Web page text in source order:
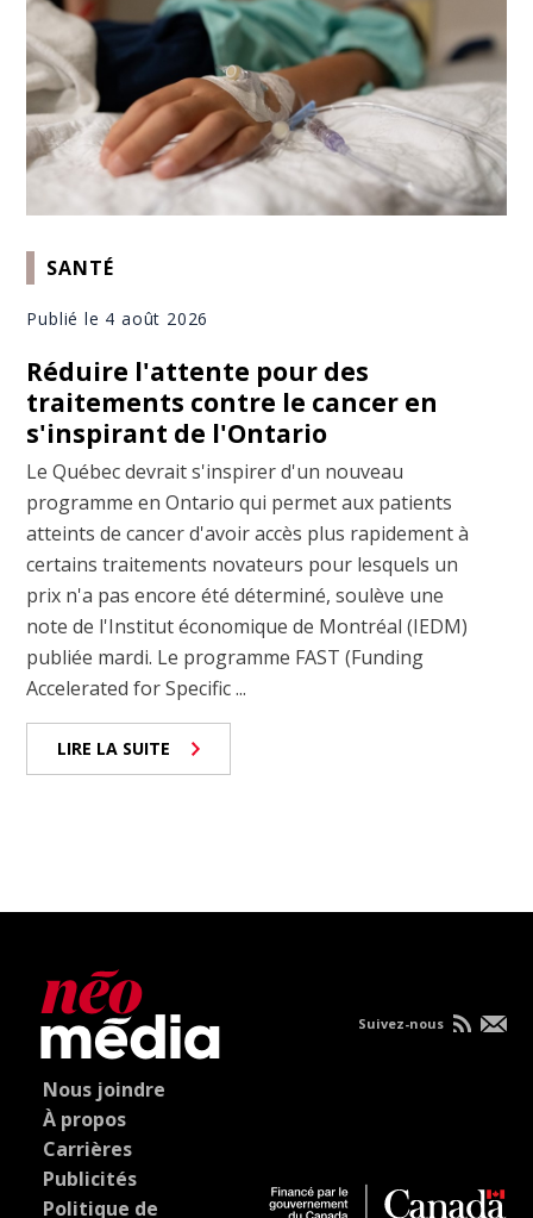
SANTÉ
Publié le 4 août 2026
Réduire l'attente pour des
traitements contre le cancer en
s'inspirant de l'Ontario
Le Québec devrait s'inspirer d'un nouveau
programme en Ontario qui permet aux patients
atteints de cancer d'avoir accès plus rapidement à
certains traitements novateurs pour lesquels un
prix n'a pas encore été déterminé, soulève une
note de l'Institut économique de Montréal (IEDM)
publiée mardi. Le programme FAST (Funding
Accelerated for Specific ...
LIRE LA SUITE
Nous joindre
À propos
Carrières
Publicités
Politique de
Suivez-nous